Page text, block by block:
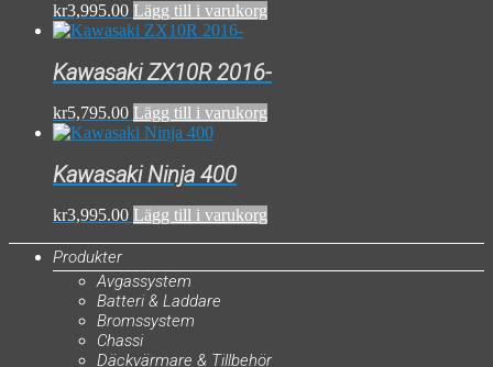
kr3,995.00 Lägg till i varukorg
Kawasaki ZX10R 2016-
kr5,795.00 Lägg till i varukorg
Kawasaki Ninja 400
kr3,995.00 Lägg till i varukorg
Produkter
Avgassystem
Batteri & Laddare
Bromssystem
Chassi
Däckvärmare & Tillbehör